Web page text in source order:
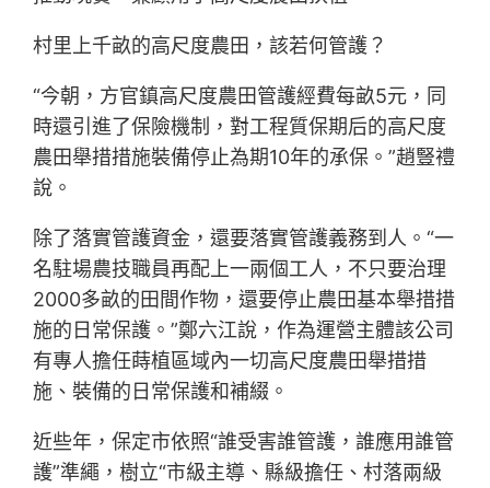
村里上千畝的高尺度農田，該若何管護？
“今朝，方官鎮高尺度農田管護經費每畝5元，同
時還引進了保險機制，對工程質保期后的高尺度
農田舉措措施裝備停止為期10年的承保。”趙豎禮
說。
除了落實管護資金，還要落實管護義務到人。“一
名駐場農技職員再配上一兩個工人，不只要治理
2000多畝的田間作物，還要停止農田基本舉措措
施的日常保護。”鄭六江說，作為運營主體該公司
有專人擔任蒔植區域內一切高尺度農田舉措措
施、裝備的日常保護和補綴。
近些年，保定市依照“誰受害誰管護，誰應用誰管
護”準繩，樹立“市級主導、縣級擔任、村落兩級